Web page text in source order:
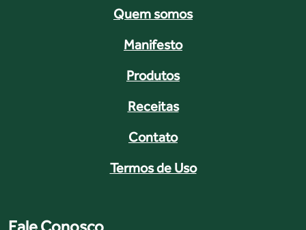
Quem somos
Manifesto
Produtos
Receitas
Contato
Termos de Uso